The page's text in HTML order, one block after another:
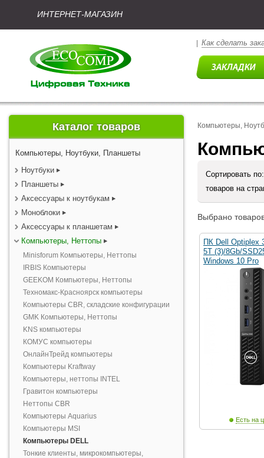
ИНТЕРНЕТ-МАГАЗИН
Как сделать
Каталог товаров
Компьютеры, Ноутбуки, Планшеты
Ноутбуки
Планшеты
Аксессуары к ноутбукам
Моноблоки
Аксессуары к планшетам
Компьютеры, Неттопы
Minisforum Компьютеры, Неттопы
IRBIS Компьютеры
GEEKOM Компьютеры, Неттопы
Техномакс-Красноярск компьютеры
Компьютеры CBR, складские конфигурации
GMK Компьютеры, Неттопы
KNS компьютеры
КОМУС компьютеры
ОнлайнТрейд компьютеры
Компьютеры Kraftway
Компьютеры, неттопы INTEL
Гравитон компьютеры
Неттопы CBR
Компьютеры Aquarius
Компьютеры MSI
Компьютеры DELL
Тонкие клиенты, микрокомпьютеры,
Компьютеры,
Сортировать
товаров на
Выбрано
ПК Dell Optiplex
5T (3)/8Gb/
Windows 10 Pro
Есть на